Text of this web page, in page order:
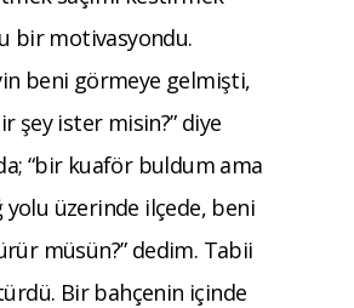
bir motivasyondu.
beni görmeye gelmişti,
şey ister misin?” diye
“bir kuaför buldum ama
yolu üzerinde ilçede, beni
müsün?” dedim. Tabii
Bir bahçenin içinde